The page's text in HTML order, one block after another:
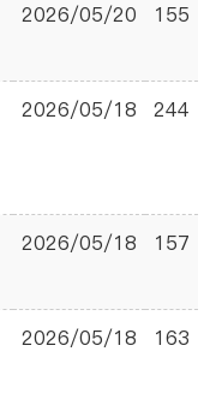
2026/05/20 155
2026/05/18 244
2026/05/18 157
2026/05/18 163